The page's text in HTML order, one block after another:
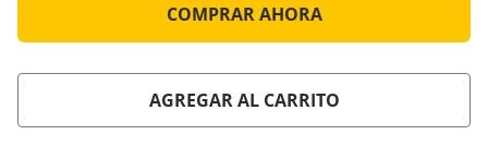
COMPRAR AHORA
AGREGAR AL CARRITO